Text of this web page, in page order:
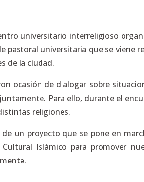
universitario interreligioso
universitaria que se viene
de la ciudad.
ocasión de dialogar sobre
Para ello, durante el
religiones.
un proyecto que se pone en
Islámico para promover